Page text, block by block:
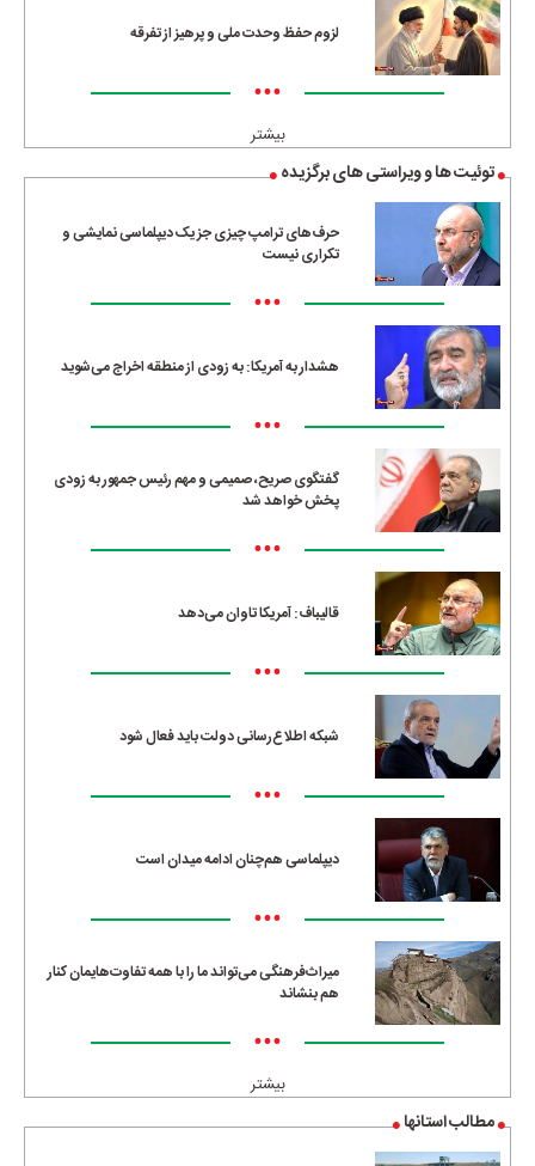
لزوم حفظ وحدت ملی و پرهیز از تفرقه
•••
بیشتر
توئیت ها و ویراستی های برگزیده
حرف‌های ترامپ چیزی جز یک دیپلماسی نمایشی و
تکراری نیست
•••
هشدار به آمریکا: به زودی از منطقه اخراج می‌شوید
•••
گفتگوی صریح، صمیمی و مهم رئیس جمهور به زودی
پخش خواهد شد
•••
قالیباف: آمریکا تاوان می‌دهد
•••
شبکه اطلاع‌رسانی دولت باید فعال شود
•••
دیپلماسی هم‌چنان ادامه میدان است
•••
میراث‌فرهنگی می‌تواند ما را با همه تفاوت‌هایمان کنار
هم بنشاند
•••
بیشتر
مطالب استانها